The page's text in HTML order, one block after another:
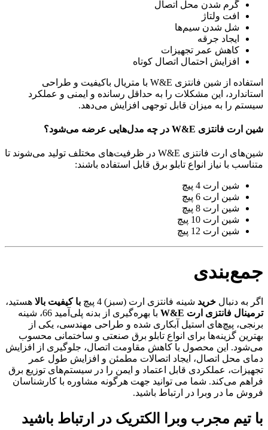
گرم شدن محل اتصال
افت ولتاژ
شل شدن سیم‌ها
ایجاد جرقه
کاهش عمر تجهیزات
افزایش احتمال اتصال کوتاه
استفاده از شین فانتزی W&E با متریال باکیفیت و طراحی
استاندارد، این مشکلات را به حداقل رسانده و ایمنی و عملکرد
سیستم را به میزان قابل توجهی افزایش می‌دهد.
شین ارت فانتزی W&E در چه مدل‌هایی عرضه می‌شود؟
شین‌های ارت فانتزی W&E در ظرفیت‌های مختلف تولید می‌شوند تا
متناسب با نیاز انواع تابلو برق قابل استفاده باشند:
شین ارت 4 پیچ
شین ارت 6 پیچ
شین ارت 8 پیچ
شین ارت 10 پیچ
شین ارت 12 پیچ
جمع‌بندی
اگر به دنبال خرید شینه فانتزی ارت (سبز) 4 پیچ با کیفیت بالا هستید،
ترمینال فانتزی ارت W&E
با بهره‌گیری از بدنه پلی‌آمید 66، شینه
برنجی، پیچ‌های استیل آبکاری شده و طراحی مهندسی، یکی از
بهترین گزینه‌ها برای انواع تابلو برق صنعتی و ساختمانی محسوب
می‌شود. این محصول با کاهش مقاومت اتصال، جلوگیری از افزایش
دمای محل اتصال، ایجاد اتصالات مطمئن و افزایش طول عمر
تجهیزات، عملکردی قابل اعتماد و ایمن را در سیستم‌های توزیع برق
فراهم می‌کند. شما می توانید جهت هرگونه مشاوره با کارشناسان
فروش ما در وبرا در ارتباط باشید.
با تیم مجرب وبرا الکتریک در ارتباط باشید